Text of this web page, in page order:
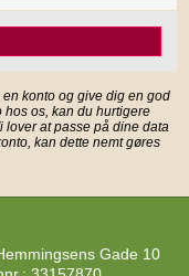
konto og give dig en god
os, kan du hurtigere
lover at passe på dine data
kan dette nemt gøres
Gade 10